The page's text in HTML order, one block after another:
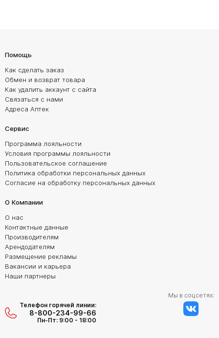
Помощь
Как сделать заказ
Обмен и возврат товара
Как удалить аккаунт с сайта
Связаться с нами
Адреса Аптек
Сервис
Программа лояльности
Условия программы лояльности
Пользовательское соглашение
Политика обработки персональных данных
Согласие на обработку персональных данных
О Компании
О нас
Контактные данные
Производителям
Арендодателям
Размещение рекламы
Вакансии и карьера
Наши партнеры
Телефон горячей линии:
8-800-234-99-66
Пн-Пт: 9:00 - 18:00
Мы в соцсетях: